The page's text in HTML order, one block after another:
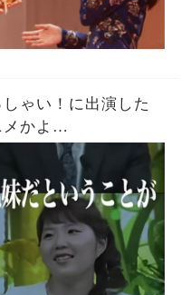
ゃい！に出演した
メかよ…